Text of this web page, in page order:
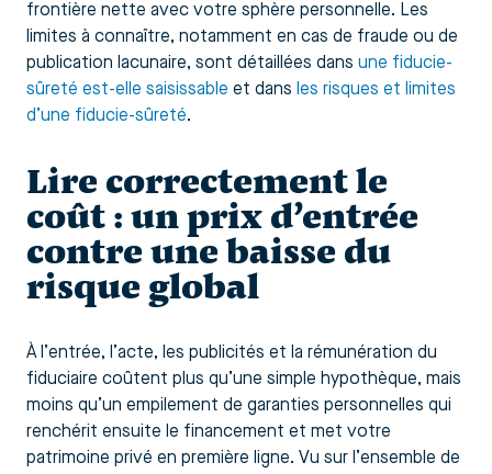
frontière nette avec votre sphère personnelle. Les
limites à connaître, notamment en cas de fraude ou de
publication lacunaire, sont détaillées dans une fiducie-
sûreté est-elle saisissable et dans les risques et limites
d’une fiducie-sûreté.
Lire correctement le
coût : un prix d’entrée
contre une baisse du
risque global
À l’entrée, l’acte, les publicités et la rémunération du
fiduciaire coûtent plus qu’une simple hypothèque, mais
moins qu’un empilement de garanties personnelles qui
renchérit ensuite le financement et met votre
patrimoine privé en première ligne. Vu sur l’ensemble de